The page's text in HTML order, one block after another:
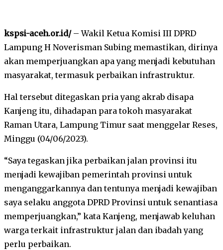
kspsi-aceh.or.id/– Wakil Ketua Komisi III DPRD
Lampung H Noverisman Subing memastikan, dirinya
akan memperjuangkan apa yang menjadi kebutuhan
masyarakat, termasuk perbaikan infrastruktur.
Hal tersebut ditegaskan pria yang akrab disapa
Kanjeng itu, dihadapan para tokoh masyarakat
Raman Utara, Lampung Timur saat menggelar Reses,
Minggu (04/06/2023).
“Saya tegaskan jika perbaikan jalan provinsi itu
menjadi kewajiban pemerintah provinsi untuk
menganggarkannya dan tentunya menjadi kewajiban
saya selaku anggota DPRD Provinsi untuk senantiasa
memperjuangkan,” kata Kanjeng, menjawab keluhan
warga terkait infrastruktur jalan dan ibadah yang
perlu perbaikan.